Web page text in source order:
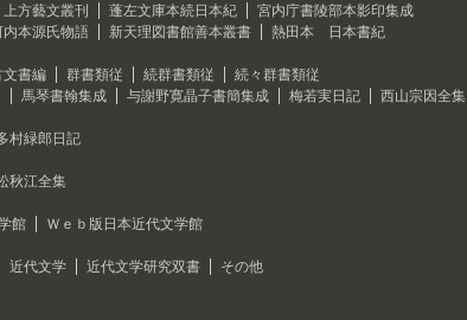
上方藝文叢刊 蓬左文庫本続日本紀
宮内庁書陵部本影印集成
内本源氏物語 新天理図書館善本叢書
熱田本 日本書紀
書編 群書類従 続群書類従
続々群書類従
馬琴書翰集成 与謝野寛晶子書簡集成 梅若実日記
西山宗因全集
村緑郎日記
秋江全集
館
Ｗｅｂ版日本近代文学館
近代文学 近代文学研究双書
その他